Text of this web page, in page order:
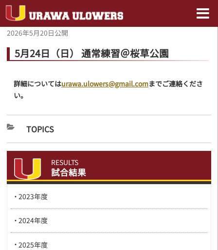
2026年5月20日公開
5月24日（日） 通常練習＠桜草公園
詳細についてはurawa.ulowers@gmail.comまでご連絡くださ
い。
TOPICS
RESULTS
試合結果
2023年度
2024年度
2025年度